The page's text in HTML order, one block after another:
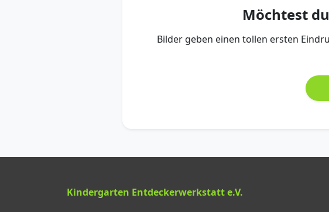
Möchtest
Bilder geben einen tollen ersten
Kindergarten Entdeckerwerkstatt e.V.